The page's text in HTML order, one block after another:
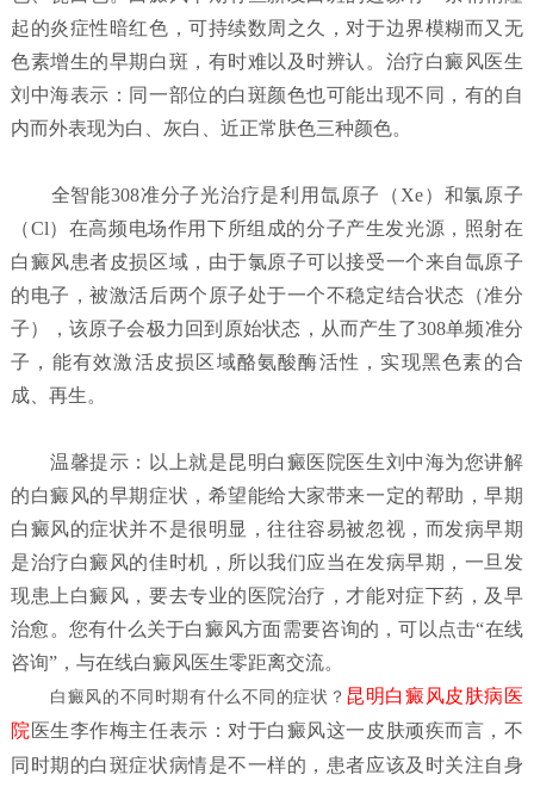
起的炎症性暗红色，可持续数周之久，对于边界模糊而又无
色素增生的早期白斑，有时难以及时辨认。治疗白癜风医生
刘中海表示：同一部位的白斑颜色也可能出现不同，有的自
内而外表现为白、灰白、近正常肤色三种颜色。
全智能308准分子光治疗是利用氙原子（Xe）和氯原子
（Cl）在高频电场作用下所组成的分子产生发光源，照射在
白癜风患者皮损区域，由于氯原子可以接受一个来自氙原子
的电子，被激活后两个原子处于一个不稳定结合状态（准分
子），该原子会极力回到原始状态，从而产生了308单频准分
子，能有效激活皮损区域酪氨酸酶活性，实现黑色素的合
成、再生。
温馨提示：以上就是昆明白癜医院医生刘中海为您讲解
的白癜风的早期症状，希望能给大家带来一定的帮助，早期
白癜风的症状并不是很明显，往往容易被忽视，而发病早期
是治疗白癜风的佳时机，所以我们应当在发病早期，一旦发
现患上白癜风，要去专业的医院治疗，才能对症下药，及早
治愈。您有什么关于白癜风方面需要咨询的，可以点击“在线
咨询”，与在线白癜风医生零距离交流。
白癜风的不同时期有什么不同的症状？ 昆明白癜风皮肤病医
院 医生李作梅主任表示：对于白癜风这一皮肤顽疾而言，不
同时期的白斑症状病情是不一样的，患者应该及时关注自身